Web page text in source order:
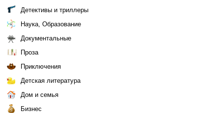
Детективы и триллеры
Наука, Образование
Документальные
Проза
Приключения
Детская литература
Дом и семья
Бизнес